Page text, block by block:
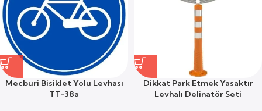
Mecburi Bisiklet Yolu Levhası
TT-38a
Dikkat Park Etmek Yasaktır
Levhalı Delinatör Seti